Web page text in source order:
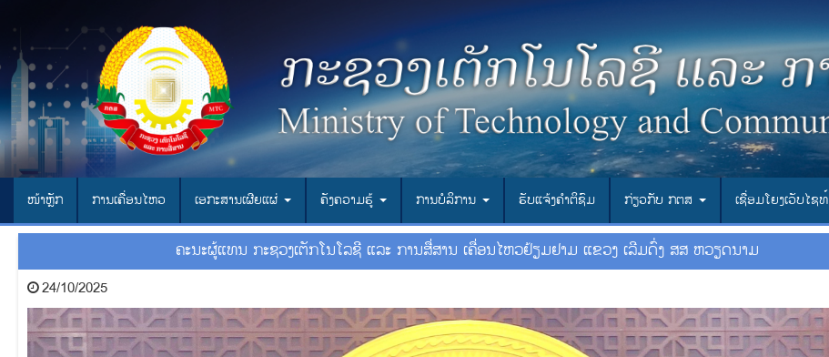
ໜ້າຫຼັກ ການເຄື່ອນໄຫວ ເອ​ກະ​ສານ​ເຜີຍ​ແຜ່ ຄັງຄວາມຮູ້ ການບໍລິການ ຮັບແຈ້ງຄຳຕິຊົມ ກ່ຽວກັບ ກຕສ ເຊື່ອມ​ໂຍງ​ເວັບ​ໄຊທ໌
ຄະນະຜູ້ແທນ ກະຊວງເຕັກໂນໂລຊີ ແລະ ການສື່ສານ ເຄື່ອນໄຫວຢ້ຽມຢາມ ແຂວງ ເລີມດົ່ງ ສສ ຫວຽດນາມ
24/10/2025